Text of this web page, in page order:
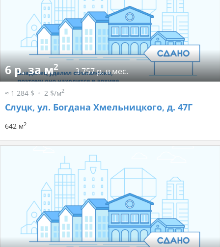
6 р. за м2 3 757 р. в мес.
≈ 1 284 $ 2 $/м2
Слуцк, ул. Богдана Хмельницкого, д. 47Г
642 м2